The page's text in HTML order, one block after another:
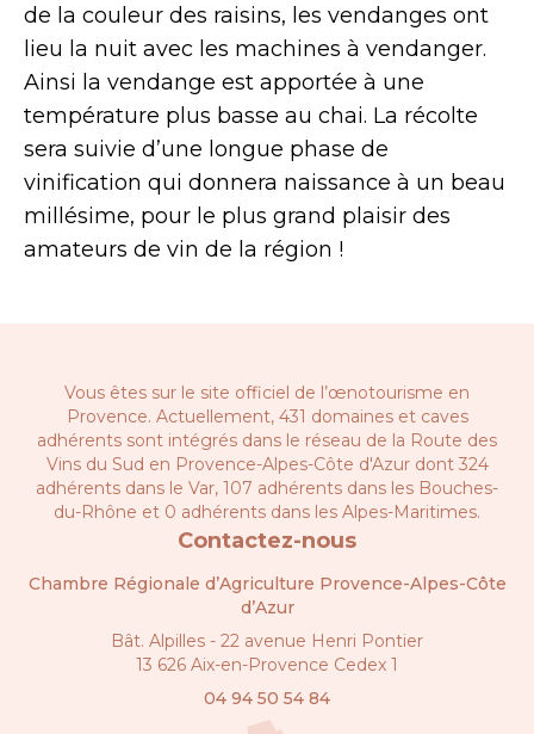
de la couleur des raisins, les vendanges ont
lieu la nuit avec les machines à vendanger.
Ainsi la vendange est apportée à une
température plus basse au chai. La récolte
sera suivie d’une longue phase de
vinification qui donnera naissance à un beau
millésime, pour le plus grand plaisir des
amateurs de vin de la région !
Vous êtes sur le site officiel de l’œnotourisme en
Provence. Actuellement, 431 domaines et caves
adhérents sont intégrés dans le réseau de la Route des
Vins du Sud en Provence-Alpes-Côte d'Azur dont 324
adhérents dans le Var, 107 adhérents dans les Bouches-
du-Rhône et 0 adhérents dans les Alpes-Maritimes.
Contactez-nous
Chambre Régionale d’Agriculture Provence-Alpes-Côte
d’Azur
Bât. Alpilles - 22 avenue Henri Pontier
13 626 Aix-en-Provence Cedex 1
04 94 50 54 84